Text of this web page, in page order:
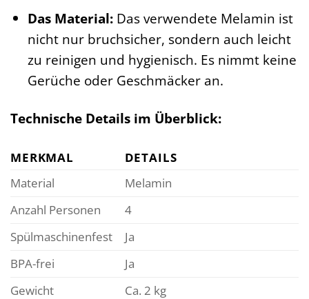
Das Material:Das verwendete Melamin ist
nicht nur bruchsicher, sondern auch leicht
zu reinigen und hygienisch. Es nimmt keine
Gerüche oder Geschmäcker an.
Technische Details im Überblick:
MERKMAL
DETAILS
Material
Melamin
Anzahl Personen
4
Spülmaschinenfest
Ja
BPA-frei
Ja
Gewicht
Ca. 2 kg